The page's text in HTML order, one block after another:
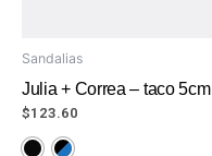
Sandalias
Julia + Correa – taco 5cm
$123.60